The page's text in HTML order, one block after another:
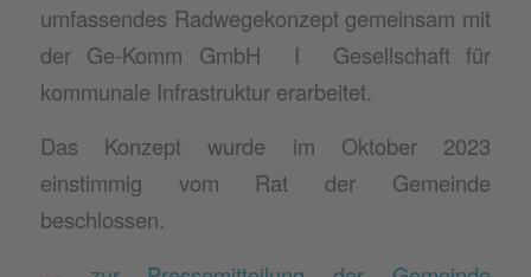
umfassendes Radwegekonzept gemeinsam mit
der Ge-Komm GmbH I Gesellschaft für
kommunale Infrastruktur erarbeitet.
Das Konzept wurde im Oktober 2023
einstimmig vom Rat der Gemeinde
beschlossen.